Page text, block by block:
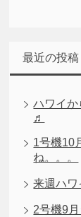
最近の投稿
ハワイか
♬
1号機10
ね。。。
来週ハワ
2号機9